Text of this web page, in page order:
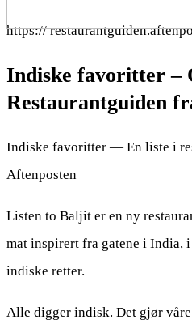
https://
Indiske favoritter –
Restaurantguiden
Indiske favoritter — En liste i
Aftenposten
Listen to Baljit er en ny
mat inspirert fra gatene i
indiske retter.
Alle digger indisk. Det gjør våre